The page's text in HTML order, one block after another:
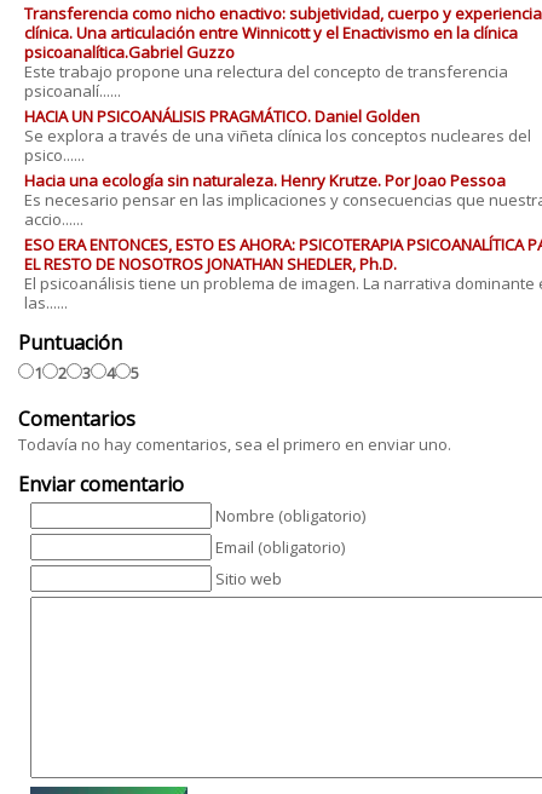
Transferencia como nicho enactivo: subjetividad, cuerpo y experiencia
clínica. Una articulación entre Winnicott y el Enactivismo en la clínica
psicoanalítica.Gabriel Guzzo
Este trabajo propone una relectura del concepto de transferencia
psicoanalí......
HACIA UN PSICOANÁLISIS PRAGMÁTICO. Daniel Golden
Se explora a través de una viñeta clínica los conceptos nucleares del
psico......
Hacia una ecología sin naturaleza. Henry Krutze. Por Joao Pessoa
Es necesario pensar en las implicaciones y consecuencias que
accio......
ESO ERA ENTONCES, ESTO ES AHORA: PSICOTERAPIA PSICOANALÍTICA
EL RESTO DE NOSOTROS JONATHAN SHEDLER, Ph.D.
El psicoanálisis tiene un problema de imagen. La narrativa dominante
las......
Puntuación
1 2 3 4 5
Comentarios
Todavía no hay comentarios, sea el primero en enviar uno.
Enviar comentario
Nombre (obligatorio)
Email (obligatorio)
Sitio web